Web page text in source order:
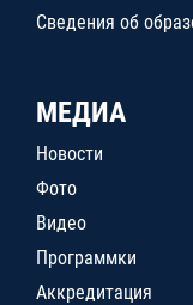
Сведения об
МЕДИА
Новости
Фото
Видео
Программки
Аккредитация